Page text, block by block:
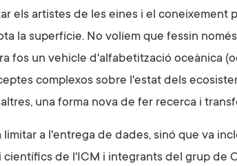
els artistes de les eines i el coneixement
la superfície. No volíem que fessin
fos un vehicle d'alfabetització oceànica
complexos sobre l'estat dels
una forma nova de fer recerca i
limitar a l'entrega de dades, sinó que va
de l'ICM i integrants del grup de